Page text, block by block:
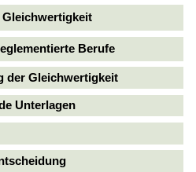
Gleichwertigkeit
Berufe
der Gleichwertigkeit
Unterlagen